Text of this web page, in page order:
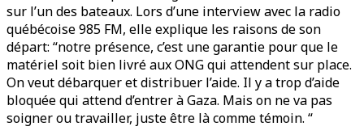
sur l’un des bateaux. Lors d’une interview avec la radio
québécoise 985 FM, elle explique les raisons de son
départ: “notre présence, c’est une garantie pour que le
matériel soit bien livré aux ONG qui attendent sur place.
On veut débarquer et distribuer l’aide. Il y a trop d’aide
bloquée qui attend d’entrer à Gaza. Mais on ne va pas
soigner ou travailler, juste être là comme témoin. “